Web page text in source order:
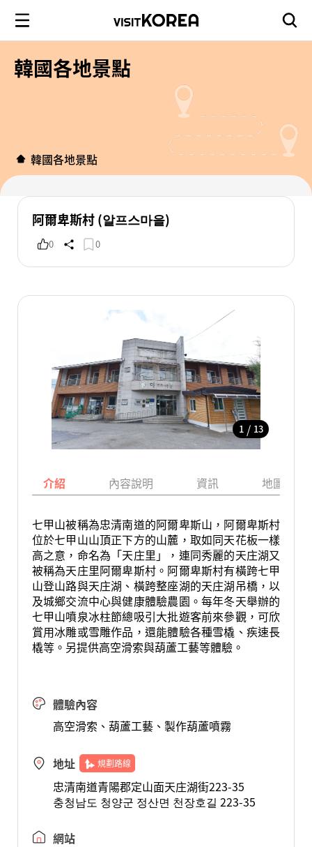
韓國各地景點
韓國各地景點
阿爾卑斯村 (알프스마을)
0 0
1 / 13
介紹 內容說明 資訊 地圖
七甲山被稱為忠清南道的阿爾卑斯山，阿爾卑斯村
位於七甲山山頂正下方的山麓，取如同天花板一樣
高之意，命名為「天庄里」，連同秀麗的天庄湖又
被稱為天庄里阿爾卑斯村。阿爾卑斯村有橫跨七甲
山登山路與天庄湖、橫跨整座湖的天庄湖吊橋，以
及城鄉交流中心與健康體驗農園。每年冬天舉辦的
七甲山噴泉冰柱節總吸引大批遊客前來參觀，可欣
賞用冰雕或雪雕作品，還能體驗各種雪橇、疾速長
橇等。另提供高空滑索與葫蘆工藝等體驗。
體驗內容
高空滑索、葫蘆工藝、製作葫蘆噴霧
地址 規劃路線
忠清南道青陽郡定山面天庄湖街223-35
충청남도 청양군 정산면 천장호길 223-35
網站